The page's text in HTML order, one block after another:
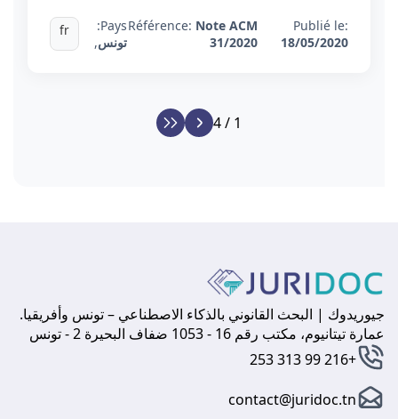
Publié le:
18/05/2020
Référence: Note ACM
31/2020
Pays:
تونس,
fr
1 / 4
جيوريدوك | البحث القانوني بالذكاء الاصطناعي – تونس وأفريقيا.
عمارة تيتانيوم، مكتب رقم 16 - 1053 ضفاف البحيرة 2 - تونس
+216 99 313 253
contact@juridoc.tn